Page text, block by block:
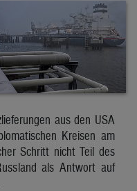
aus den USA
Kreisen am
Schritt nicht Teil des
als Antwort auf